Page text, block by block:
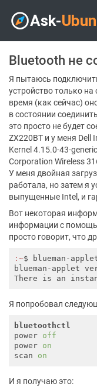
Bluetooth не
Я пытаюсь
устройство только на
время (как сейчас)
в состоянии
это просто не будет
ZX220BT и у меня Dell
Kernel 4.15.0-43-
Corporation Wireless
У меня двойная
работала, но затем я
выпущенные Intel, и
Вот некоторая
информации с
просто говорит, что
:~$ blueman-
blueman-applet
Я попробовал
bluetoothctl
power off
power on
scan on
И я получаю это: